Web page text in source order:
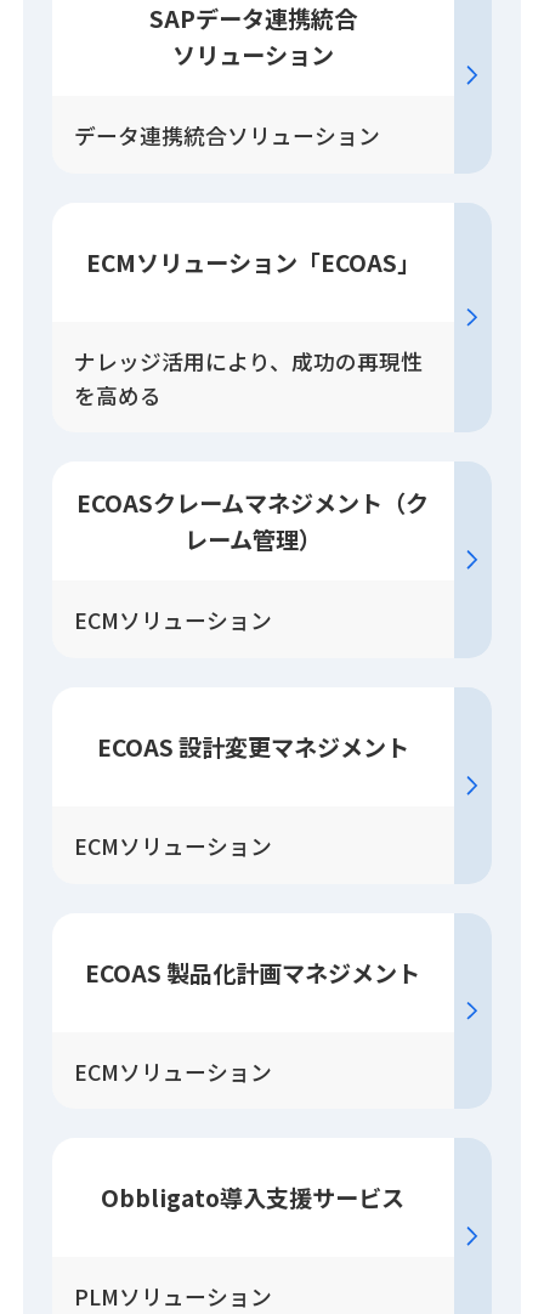
SAPデータ連携統合
ソリューション
データ連携統合ソリューション
ECMソリューション 「ECOAS」
ナレッジ活用により、成功の再現性
を高める
ECOASクレームマネジメント （ク
レーム管理）
ECMソリューション
ECOAS 設計変更マネジメント
ECMソリューション
ECOAS 製品化計画マネジメント
ECMソリューション
Obbligato導入支援サービス
PLMソリューション